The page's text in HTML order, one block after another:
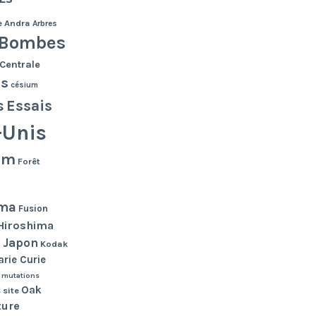
Andra Arbres
césium
Essais
Forêt
Fusion
Japon Kodak
Curie
mutations
site Oak